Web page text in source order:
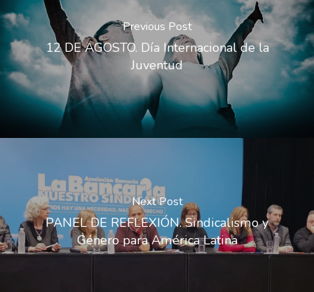
Previous Post
12 DE AGOSTO. Día Internacional de la
Juventud
Next Post
PANEL DE REFLEXIÓN. Sindicalismo y
Género para América Latina